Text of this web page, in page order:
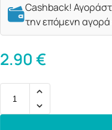
Cashback!
την επόμενη
2.90€